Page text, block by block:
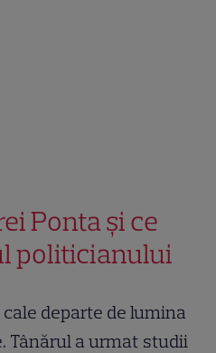
Ponta și ce
politicianului
cale departe de lumina
Tânărul a urmat studii